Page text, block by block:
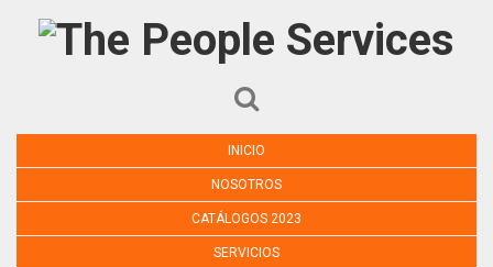
INICIO
NOSOTROS
CATÁLOGOS 2023
SERVICIOS